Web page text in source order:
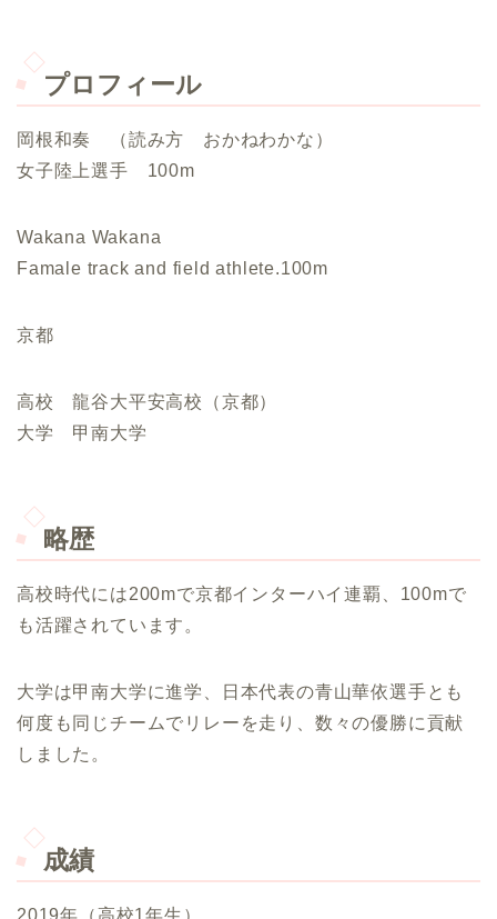
プロフィール
岡根和奏 （読み方 おかねわかな）
女子陸上選手 100m
Wakana Wakana
Famale track and field athlete.100m
京都
高校龍谷大平安高校（京都）
大学 甲南大学
略歴
高校時代には200mで京都インターハイ連覇、100mで
も活躍されています。
大学は甲南大学に進学、日本代表の青山華依選手とも
何度も同じチームでリレーを走り、数々の優勝に貢献
しました。
成績